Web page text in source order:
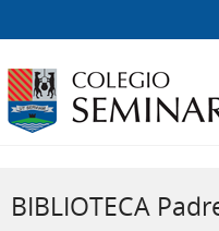
BIBLIOTECA